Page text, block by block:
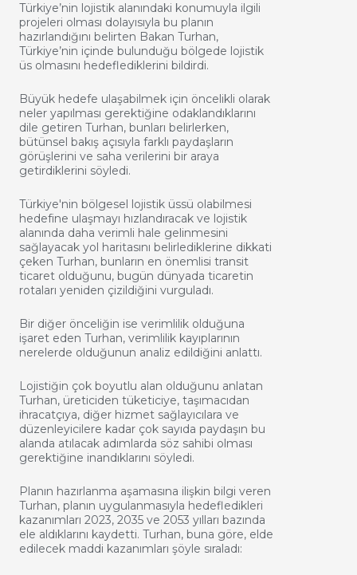
Türkiye’nin lojistik alanındaki konumuyla ilgili
projeleri olması dolayısıyla bu planın
hazırlandığını belirten Bakan Turhan,
Türkiye’nin içinde bulunduğu bölgede lojistik
üs olmasını hedeflediklerini bildirdi.
Büyük hedefe ulaşabilmek için öncelikli olarak
neler yapılması gerektiğine odaklandıklarını
dile getiren Turhan, bunları belirlerken,
bütünsel bakış açısıyla farklı paydaşların
görüşlerini ve saha verilerini bir araya
getirdiklerini söyledi.
Türkiye'nin bölgesel lojistik üssü olabilmesi
hedefine ulaşmayı hızlandıracak ve lojistik
alanında daha verimli hale gelinmesini
sağlayacak yol haritasını belirlediklerine dikkati
çeken Turhan, bunların en önemlisi transit
ticaret olduğunu, bugün dünyada ticaretin
rotaları yeniden çizildiğini vurguladı.
Bir diğer önceliğin ise verimlilik olduğuna
işaret eden Turhan, verimlilik kayıplarının
nerelerde olduğunun analiz edildiğini anlattı.
Lojistiğin çok boyutlu alan olduğunu anlatan
Turhan, üreticiden tüketiciye, taşımacıdan
ihracatçıya, diğer hizmet sağlayıcılara ve
düzenleyicilere kadar çok sayıda paydaşın bu
alanda atılacak adımlarda söz sahibi olması
gerektiğine inandıklarını söyledi.
Planın hazırlanma aşamasına ilişkin bilgi veren
Turhan, planın uygulanmasıyla hedefledikleri
kazanımları 2023, 2035 ve 2053 yılları bazında
ele aldıklarını kaydetti. Turhan, buna göre, elde
edilecek maddi kazanımları şöyle sıraladı: